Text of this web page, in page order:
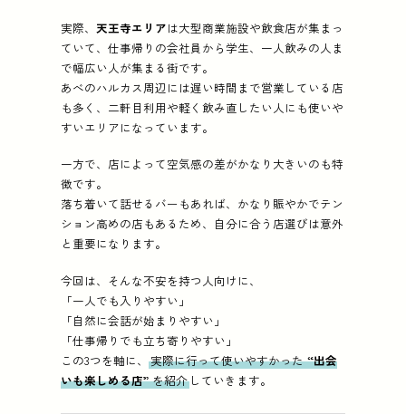
実際、 天王寺エリアは大型商業施設や飲食店が集まっ
ていて、仕事帰りの会社員から学生、一人飲みの人ま
で幅広い人が集まる街です。
あべのハルカス周辺には遅い時間まで営業している店
も多く、二軒目利用や軽く飲み直したい人にも使いや
すいエリアになっています。
一方で、店によって空気感の差がかなり大きいのも特
徴です。
落ち着いて話せるバーもあれば、かなり賑やかでテン
ション高めの店もあるため、自分に合う店選びは意外
と重要になります。
今回は、そんな不安を持つ人向けに、
「一人でも入りやすい」
「自然に会話が始まりやすい」
「仕事帰りでも立ち寄りやすい」
この3つを軸に、実際に行って使いやすかった “出会
いも楽しめる店” を紹介 していきます。